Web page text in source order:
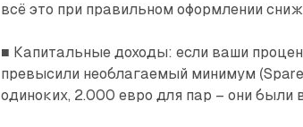
всё это при правильном оформлении
■ Капитальные доходы: если ваши
превысили необлагаемый минимум
одиноких, 2.000 евро для пар – они были